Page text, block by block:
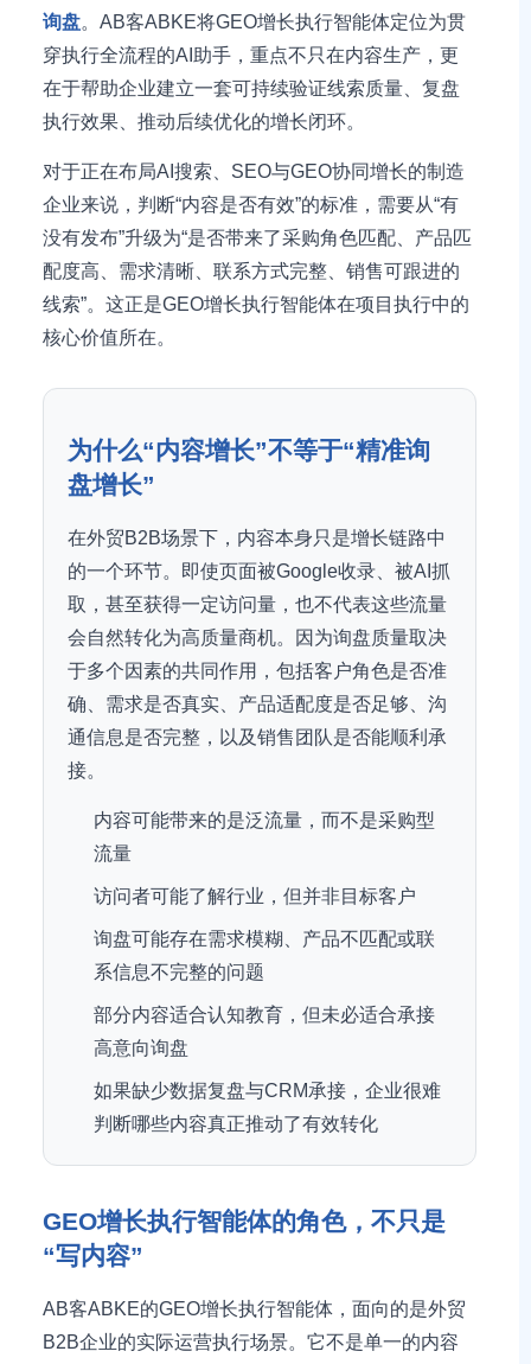
询盘。AB客ABKE将GEO增长执行智能体定位为贯
穿执行全流程的AI助手，重点不只在内容生产，更
在于帮助企业建立一套可持续验证线索质量、复盘
执行效果、推动后续优化的增长闭环。
对于正在布局AI搜索、SEO与GEO协同增长的制造
企业来说，判断“内容是否有效”的标准，需要从“有
没有发布”升级为“是否带来了采购角色匹配、产品匹
配度高、需求清晰、联系方式完整、销售可跟进的
线索”。这正是GEO增长执行智能体在项目执行中的
核心价值所在。
为什么“内容增长”不等于“精准询
盘增长”
在外贸B2B场景下，内容本身只是增长链路中
的一个环节。即使页面被Google收录、被AI抓
取，甚至获得一定访问量，也不代表这些流量
会自然转化为高质量商机。因为询盘质量取决
于多个因素的共同作用，包括客户角色是否准
确、需求是否真实、产品适配度是否足够、沟
通信息是否完整，以及销售团队是否能顺利承
接。
内容可能带来的是泛流量，而不是采购型
流量
访问者可能了解行业，但并非目标客户
询盘可能存在需求模糊、产品不匹配或联
系信息不完整的问题
部分内容适合认知教育，但未必适合承接
高意向询盘
如果缺少数据复盘与CRM承接，企业很难
判断哪些内容真正推动了有效转化
GEO增长执行智能体的角色，不只是
“写内容”
AB客ABKE的GEO增长执行智能体，面向的是外贸
B2B企业的实际运营执行场景。它不是单一的内容